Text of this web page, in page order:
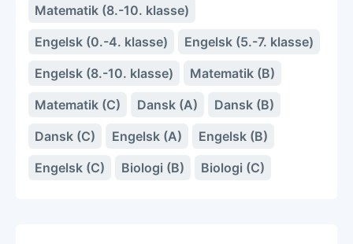
Matematik (8.-10. klasse)
Engelsk (0.-4. klasse)
Engelsk (5.-7. klasse)
Engelsk (8.-10. klasse)
Matematik (B)
Matematik (C)
Dansk (A)
Dansk (B)
Dansk (C)
Engelsk (A)
Engelsk (B)
Engelsk (C)
Biologi (B) Biologi (C)